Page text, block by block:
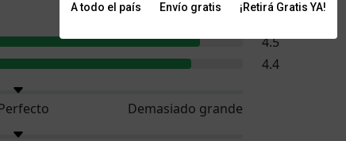
A todo el país Envío gratis ¡Retirá Gratis YA!
4.5
4.4
Demasiado grande